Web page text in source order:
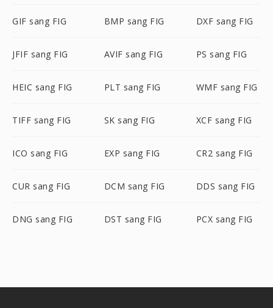
GIF sang FIG BMP sang FIG DXF sang FIG
JFIF sang FIG AVIF sang FIG PS sang FIG
HEIC sang FIG PLT sang FIG WMF sang FIG
TIFF sang FIG SK sang FIG XCF sang FIG
ICO sang FIG EXP sang FIG CR2 sang FIG
CUR sang FIG DCM sang FIG DDS sang FIG
DNG sang FIG DST sang FIG PCX sang FIG